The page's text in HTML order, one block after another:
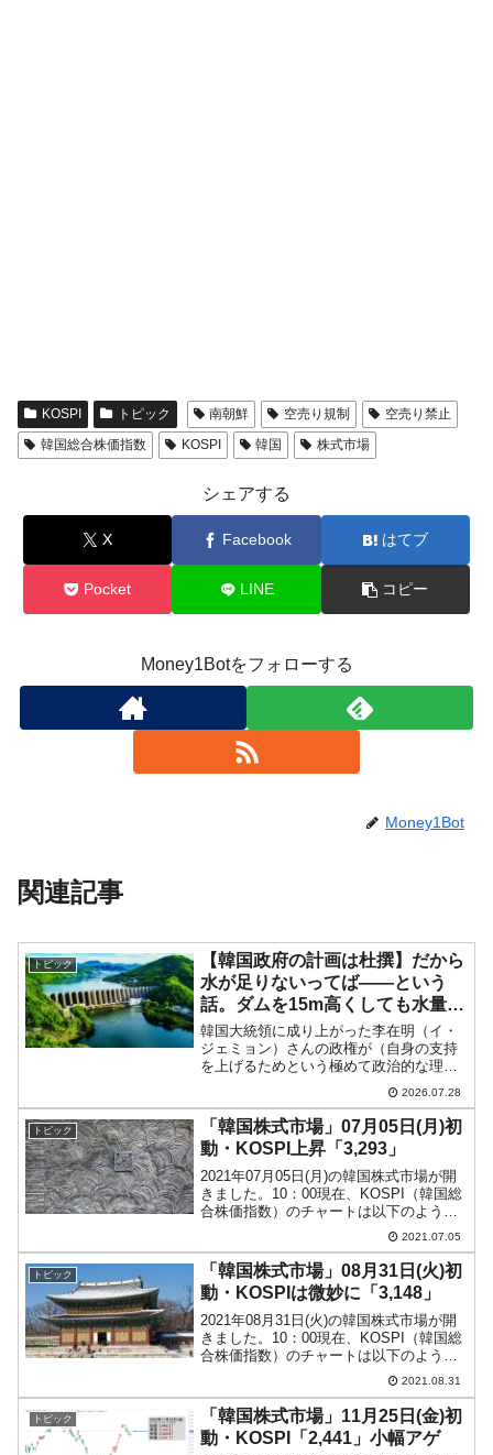
KOSPI トピック 南朝鮮 空売り規制
空売り禁止
韓国総合株価指数
KOSPI 韓国 株式市場
シェアする
X Facebook はてブ
Pocket LINE コピー
Money1Botをフォローする
Money1Bot
関連記事
トピック
【韓国政府の計画は杜撰】だから
水が足りないってば――という
話。ダムを15m高くしても水量は
増えない
韓国大統領に成り上がった李在明（イ・
ジェミョン）さんの政権が（自身の支持
を上げるためという極めて政治的な理由
で）ぶち上げた半導体クラスター建設計
画は、インフラ面で達成できない砂上の
楼閣です。半導体製造は大量に水を消費
します。湖南地方に新しく...
2026.07.28
トピック
「韓国株式市場」07月05日(月)初
動・KOSPI上昇「3,293」
2021年07月05日(月)の韓国株式市場が開
きました。10：00現在、KOSPI（韓国総
合株価指数）のチャートは以下のように
『Investing.com』より引用）。KOSPIは
上昇しています。10：00現在で「3...
2021.07.05
トピック
「韓国株式市場」08月31日(火)初
動・KOSPIは微妙に「3,148」
2021年08月31日(火)の韓国株式市場が開
きました。10：00現在、KOSPI（韓国総
合株価指数）のチャートは以下のように
『Investing.com』より引用）。ほんのわ
ずかですが上げて始まったものの、一時
は「...
2021.08.31
トピック
「韓国株式市場」11月25日(金)初
動・KOSPI「2,441」小幅アゲ